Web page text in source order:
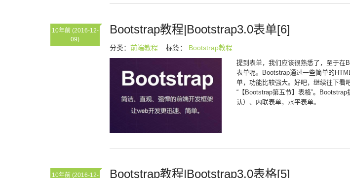
10年前(2016-12-
09)
Bootstrap教程|Bootstrap3.0表单[6]
分类： 前端教程 标签： Bootstrap教程
提到表单，我们应该很熟悉了，至于在
表单呢。Bootstrap通过一些简单的
单，功能比较强大。好吧，继续往下看
“【Bootstrap第五节】表格”。
认）、内联表单，水平表单。...
10年前(2016-12-
Bootstrap教程|Bootstrap3.0表格[5]